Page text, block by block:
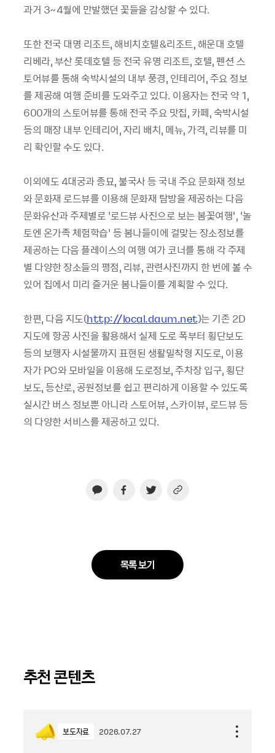
과거 3~4월에 만발했던 꽃들을 감상할 수 있다.
또한 전국 대명 리조트, 해비치호텔&리조트, 해운대 호텔
리베라, 부산 롯데호텔 등 전국 유명 리조트, 호텔, 펜션 스
토어뷰를 통해 숙박시설의 내부 풍경, 인테리어, 주요 정보
를 제공해 여행 준비를 도와주고 있다. 이용자는 전국 약 1,
600개의 스토어뷰를 통해 전국 주요 맛집, 카페, 숙박시설
등의 매장 내부 인테리어, 자리 배치, 메뉴, 가격, 리뷰를 미
리 확인할 수도 있다.
이외에도 4대궁과 종묘, 불국사 등 국내 주요 문화재 정보
와 문화재 로드뷰를 이용해 문화재 탐방을 제공하는 다음
문화유산과 주제별로 ‘로드뷰 사진으로 보는 봄꽃여행’, ‘놀
토엔 온가족 체험학습’ 등 봄나들이에 걸맞는 장소정보를
제공하는 다음 플레이스의 여행 여가 코너를 통해 각 주제
별 다양한 장소들의 평점, 리뷰, 관련사진까지 한 번에 볼 수
있어 집에서 미리 즐거운 봄나들이를 계획할 수 있다.
한편, 다음 지도(http://local.daum.net)는 기존 2D
지도에 항공 사진을 활용해서 실제 도로 폭부터 횡단보도
등의 보행자 시설물까지 표현된 생활밀착형 지도로, 이용
자가 PC와 모바일을 이용해 도로정보, 주차장 입구, 횡단
보도, 등산로, 공원정보를 쉽고 편리하게 이용할 수 있도록
실시간 버스 정보뿐 아니라 스토어뷰, 스카이뷰, 로드뷰 등
의 다양한 서비스를 제공하고 있다.
목록 보기
추천 콘텐츠
보도자료 2026.07.27